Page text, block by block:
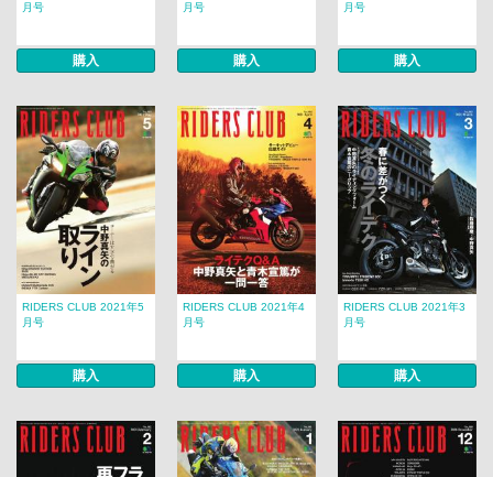
月号
購入
月号
購入
月号
購入
RIDERS CLUB 2021年5
月号
購入
RIDERS CLUB 2021年4
月号
購入
RIDERS CLUB 2021年3
月号
購入